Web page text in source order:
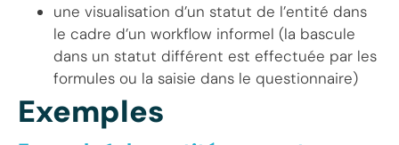
une visualisation d’un statut de l’entité dans
le cadre d’un workflow informel (la bascule
dans un statut différent est effectuée par les
formules ou la saisie dans le questionnaire)
Exemples